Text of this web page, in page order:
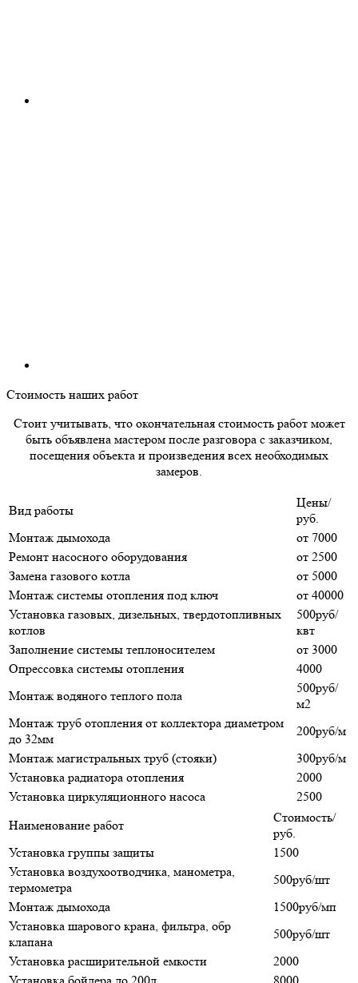
Стоимость наших работ
Стоит учитывать, что окончательная стоимость работ может
быть объявлена мастером после разговора с заказчиком,
посещения объекта и произведения всех необходимых
замеров.
Вид работы
Цены/
руб.
Монтаж дымохода
от 7000
Ремонт насосного оборудования
от 2500
Замена газового котла
от 5000
Монтаж системы отопления под ключ
от 40000
Установка газовых, дизельных, твердотопливных
котлов
500руб/
квт
Заполнение системы теплоносителем
от 3000
Опрессовка системы отопления
4000
Монтаж водяного теплого пола
500руб/
м2
Монтаж труб отопления от коллектора диаметром
до 32мм
200руб/м
Монтаж магистральных труб (стояки)
300руб/м
Установка радиатора отопления
2000
Установка циркуляционного насоса
2500
Наименование работ
Стоимость/
руб.
Установка группы защиты
1500
Установка воздухоотводчика, манометра,
термометра
500руб/шт
Монтаж дымохода
1500руб/мп
Установка шарового крана, фильтра, обр
клапана
500руб/шт
Установка расширительной емкости
2000
Установка бойлера до 200л
8000